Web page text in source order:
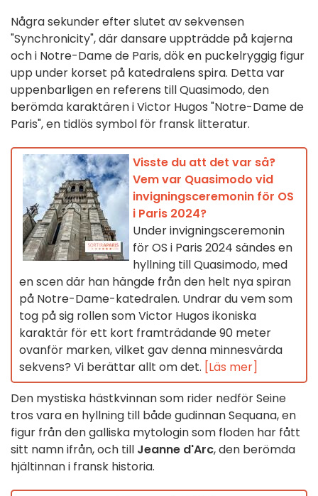
Några sekunder efter slutet av sekvensen
"Synchronicity", där dansare uppträdde på kajerna
och i Notre-Dame de Paris, dök en puckelryggig figur
upp under korset på katedralens spira. Detta var
uppenbarligen en referens till Quasimodo, den
berömda karaktären i Victor Hugos "Notre-Dame de
Paris", en tidlös symbol för fransk litteratur.
Visste du att det var så?
Vem var Quasimodo vid
invigningsceremonin för OS
i Paris 2024?
Under invigningsceremonin
för OS i Paris 2024 sändes en
hyllning till Quasimodo, med
en scen där han hängde från den helt nya spiran
på Notre-Dame-katedralen. Undrar du vem som
tog på sig rollen som Victor Hugos ikoniska
karaktär för ett kort framträdande 90 meter
ovanför marken, vilket gav denna minnesvärda
sekvens? Vi berättar allt om det. [Läs mer]
Den mystiska hästkvinnan som rider nedför Seine
tros vara en hyllning till både gudinnan Sequana, en
figur från den galliska mytologin som floden har fått
sitt namn ifrån, och till Jeanne d'Arc, den berömda
hjältinnan i fransk historia.